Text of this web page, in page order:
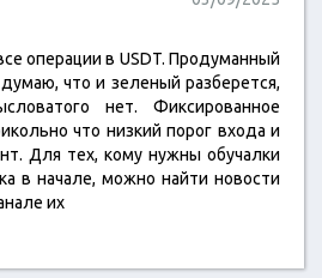
операции в USDT. Продуманный
что и зеленый разберется,
нет. Фиксированное
что низкий порог входа и
Для тех, кому нужны обучалки
в начале, можно найти новости
их